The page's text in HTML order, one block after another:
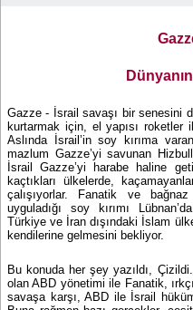
Gazze - İsrail savaşı bir senesini
kurtarmak için, el yapısı roketler
Aslında İsrail’in soy kırıma
mazlum Gazze’yi savunan
İsrail Gazze’yi harabe haline
kaçtıkları ülkelerde,
çalışıyorlar. Fanatik ve
uyguladığı soy kırımı
Türkiye ve İran dışındaki İslam
kendilerine gelmesini bekliyor.
Bu konuda her şey yazıldı,
olan ABD yönetimi ile Fanatik,
savaşa karşı, ABD ile İsrail